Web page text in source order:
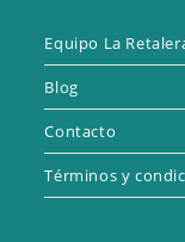
Equipo La
Blog
Contacto
Términos y